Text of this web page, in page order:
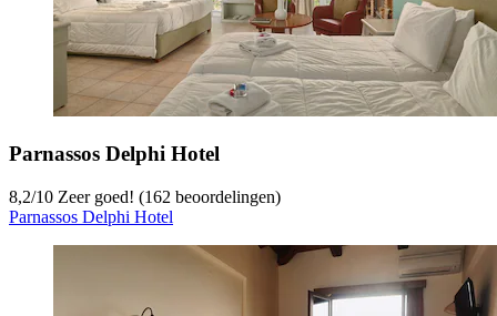
Parnassos Delphi Hotel
8,2/10 Zeer goed! (162 beoordelingen)
Parnassos Delphi Hotel